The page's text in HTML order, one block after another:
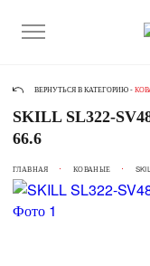
ВЕРНУТЬСЯ В КАТЕГОРИЮ -
SKILL SL322-
66.6
ГЛАВНАЯ КОВАНЫЕ